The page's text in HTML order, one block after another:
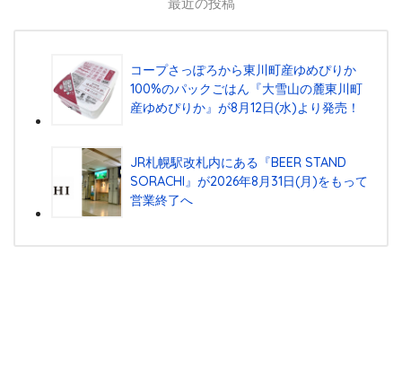
コープさっぽろから東川町産ゆめぴりか
100%のパックごはん『⼤雪⼭の麓東川町
産ゆめぴりか』が8⽉12⽇(⽔)より発売！
JR札幌駅改札内にある『BEER STAND
SORACHI』が2026年8月31日(月)をもって
営業終了へ